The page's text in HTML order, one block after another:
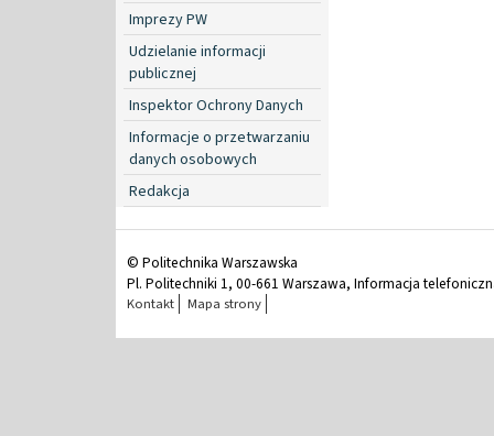
Imprezy PW
Udzielanie informacji
publicznej
Inspektor Ochrony Danych
Informacje o przetwarzaniu
danych osobowych
Redakcja
© Politechnika Warszawska
Pl. Politechniki 1, 00-661 Warszawa, Informacja
Kontakt Mapa strony